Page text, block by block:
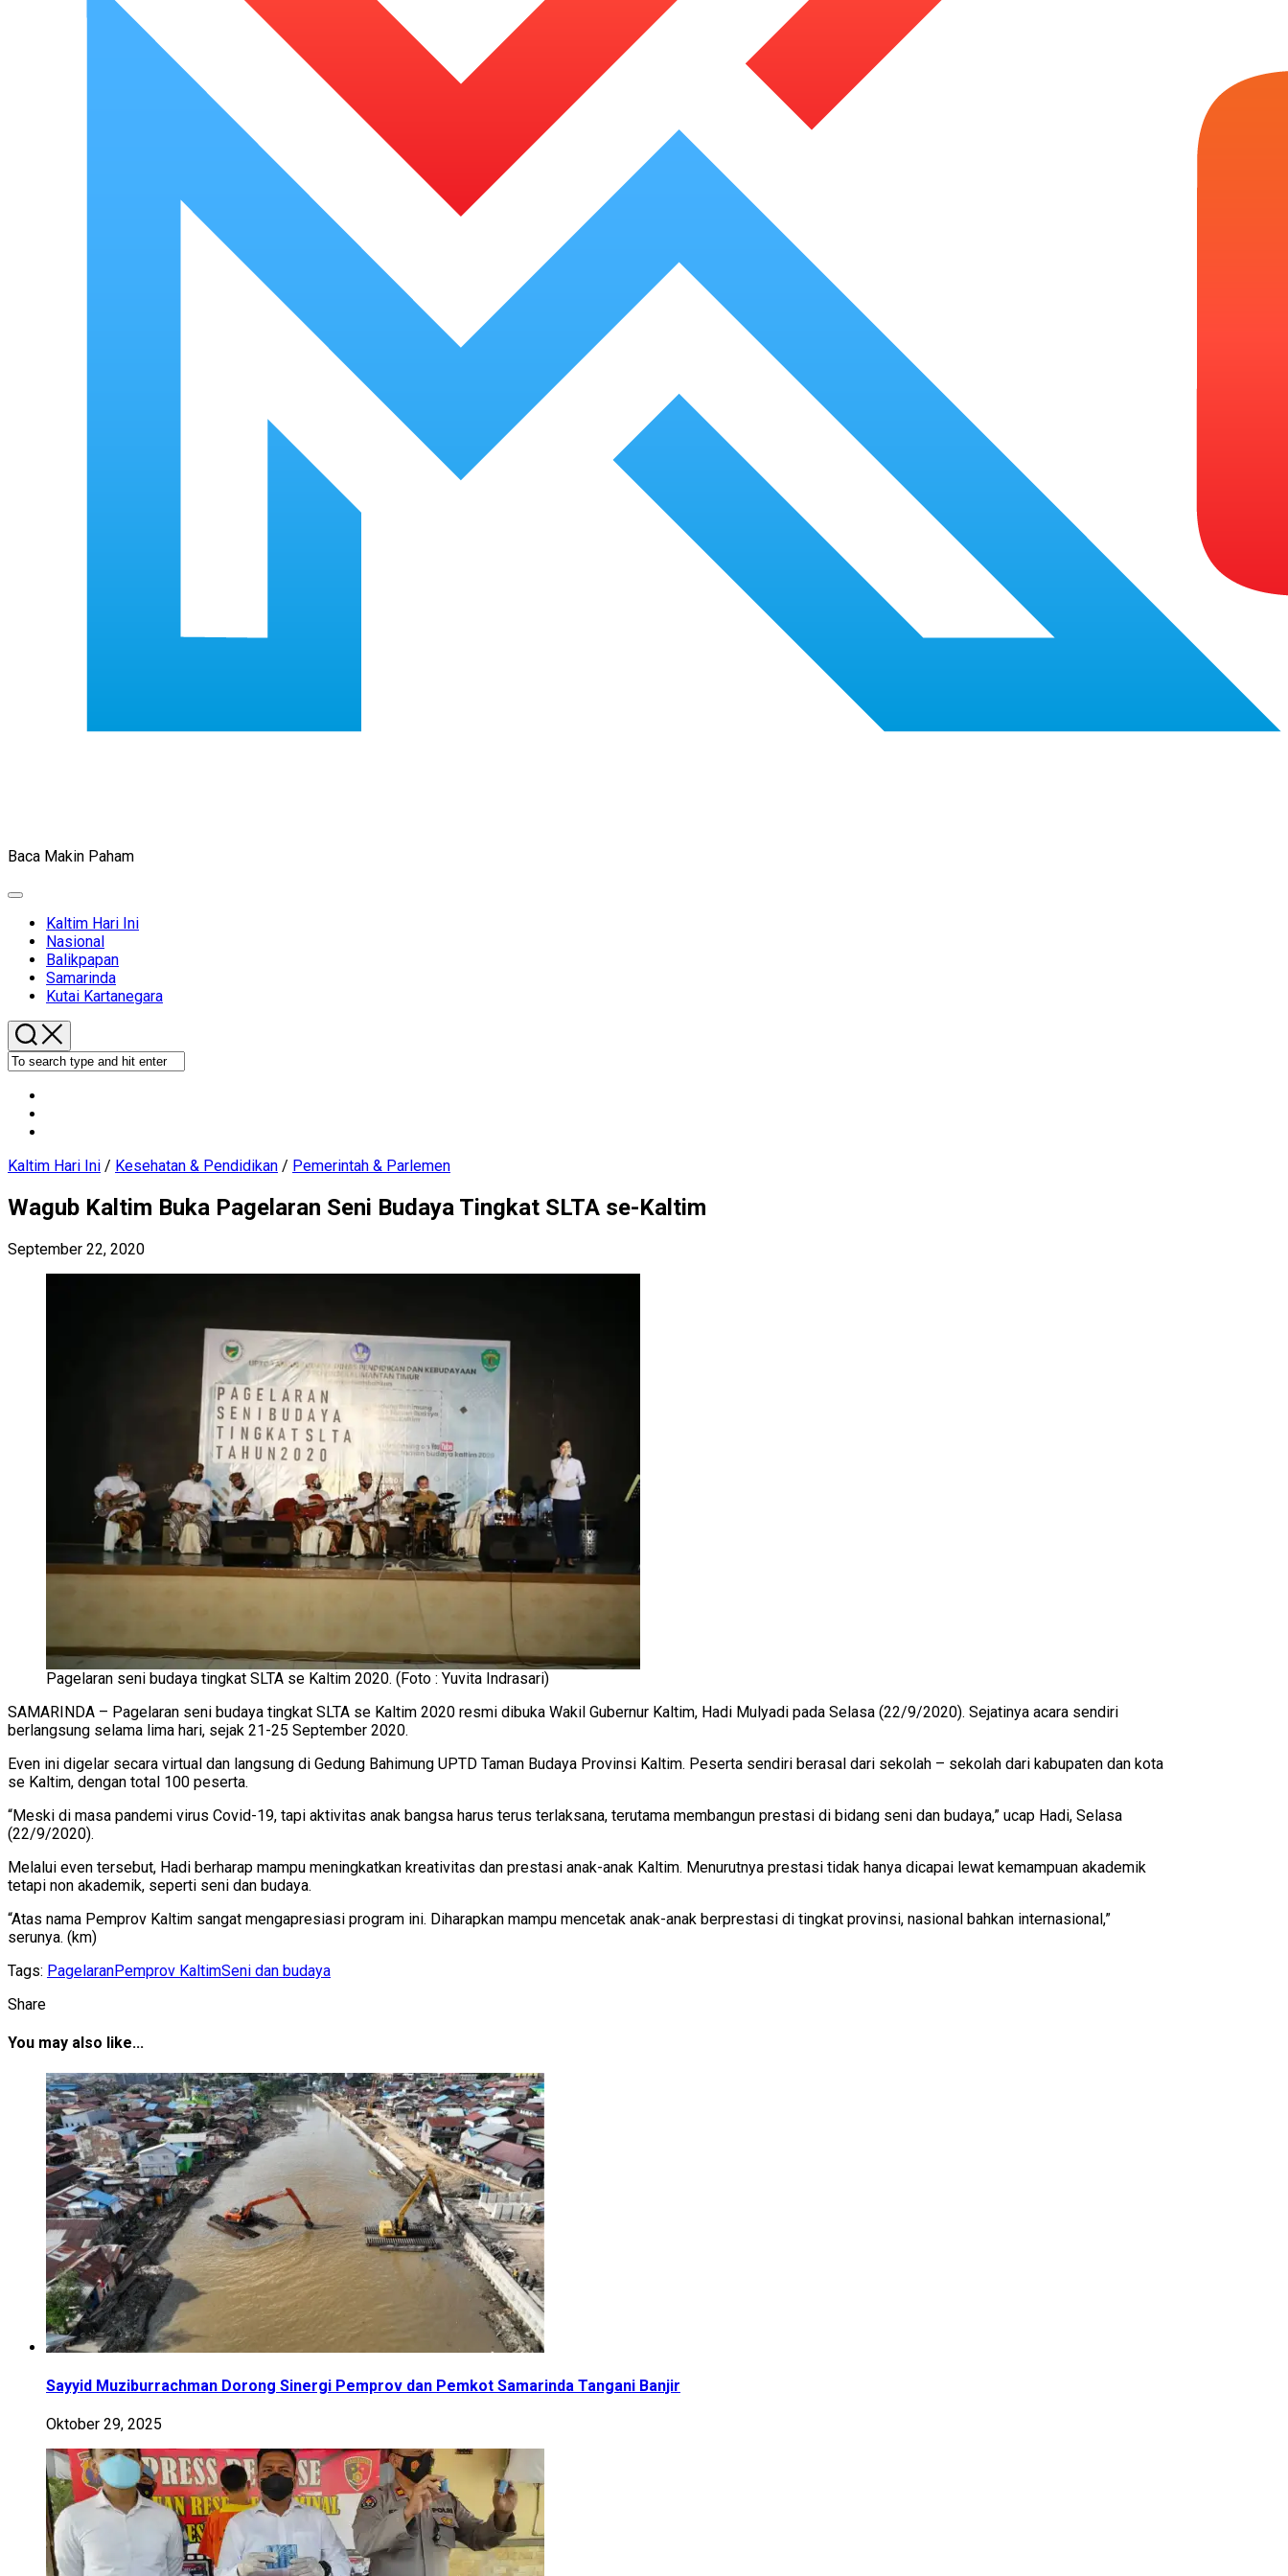
Baca Makin Paham
Expand
Current
Page
Parent
Kaltim Hari Ini
Nasional
Balikpapan
Samarinda
Kutai Kartanegara
Kaltim Hari Ini / Kesehatan & Pendidikan / Pemerintah & Parlemen
Wagub Kaltim Buka Pagelaran Seni Budaya Tingkat SLTA se-Kaltim
September 22, 2020
Pagelaran seni budaya tingkat SLTA se Kaltim 2020. (Foto : Yuvita Indrasari)
SAMARINDA – Pagelaran seni budaya tingkat SLTA se Kaltim 2020 resmi dibuka Wakil Gubernur Kaltim, Hadi Mulyadi pada Selasa (22/9/2020). Sejatinya acara sendiri
berlangsung selama lima hari, sejak 21-25 September 2020.
Even ini digelar secara virtual dan langsung di Gedung Bahimung UPTD Taman Budaya Provinsi Kaltim. Peserta sendiri berasal dari sekolah – sekolah dari kabupaten dan kota
se Kaltim, dengan total 100 peserta.
“Meski di masa pandemi virus Covid-19, tapi aktivitas anak bangsa harus terus terlaksana, terutama membangun prestasi di bidang seni dan budaya,” ucap Hadi, Selasa
(22/9/2020).
Melalui even tersebut, Hadi berharap mampu meningkatkan kreativitas dan prestasi anak-anak Kaltim. Menurutnya prestasi tidak hanya dicapai lewat kemampuan akademik
tetapi non akademik, seperti seni dan budaya.
“Atas nama Pemprov Kaltim sangat mengapresiasi program ini. Diharapkan mampu mencetak anak-anak berprestasi di tingkat provinsi, nasional bahkan internasional,”
serunya. (km)
Tags: PagelaranPemprov KaltimSeni dan budaya
Share
You may also like...
Sayyid Muziburrachman Dorong Sinergi Pemprov dan Pemkot Samarinda Tangani Banjir
Oktober 29, 2025